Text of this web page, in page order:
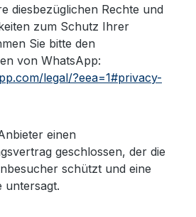
diesbezüglichen Rechte und
zum Schutz Ihrer
Sie bitte den
von WhatsApp:
/legal/?eea=1#privacy-
einen
geschlossen, der die
schützt und eine
untersagt.